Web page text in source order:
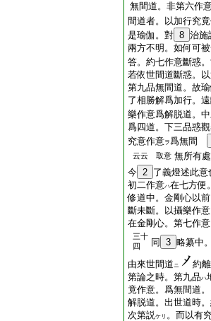
無間道。非第六作
間道者。以加行究
是瑜伽。對 8 治施
兩方不明。如何可
答。約七作意斷惑
若依世間道斷惑。
第九品無間道。故
了相勝解爲加行。
樂作意爲解脱道。
爲四道。下三品惑
究意作意ヲ爲無間
云云 取意 無所有
今 2 了義燈述此
初二作意ハ在七方便
修道中。金剛心以
斷未斷。以攝樂作
在金剛心。第七作
三十
四
同 3 略纂中
由來世間道ニ
約
第論之時。第九品ハ
竟作意。爲無間道
解脱道。出世道時
次第説ケリ 。而以有